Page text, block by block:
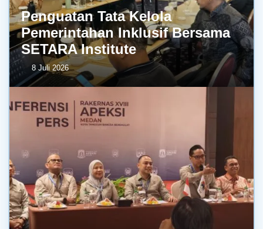
Penguatan Tata Kelola
Pemerintahan Inklusif Bersama
SETARA Institute
8 Juli 2026